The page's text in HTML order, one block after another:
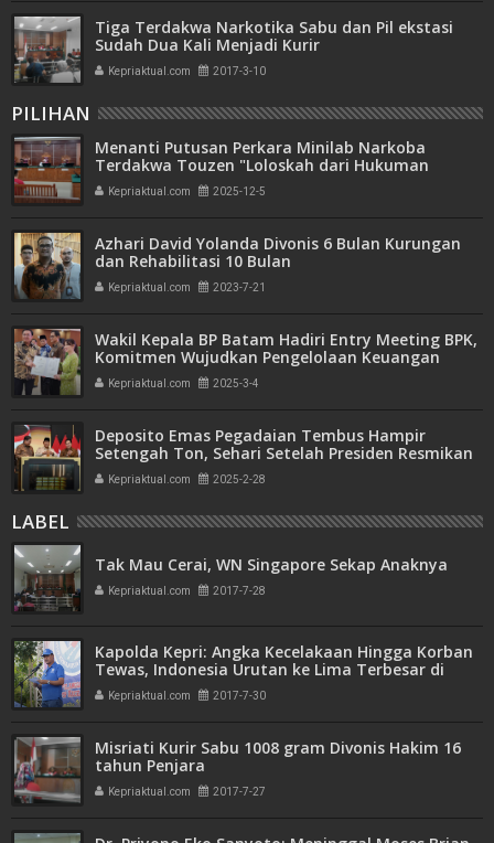
Tiga Terdakwa Narkotika Sabu dan Pil ekstasi
Sudah Dua Kali Menjadi Kurir
Kepriaktual.com 2017-3-10
PILIHAN
Menanti Putusan Perkara Minilab Narkoba
Terdakwa Touzen "Loloskah dari Hukuman
Seumur Hidup atau Mati"
Kepriaktual.com 2025-12-5
Azhari David Yolanda Divonis 6 Bulan Kurungan
dan Rehabilitasi 10 Bulan
Kepriaktual.com 2023-7-21
Wakil Kepala BP Batam Hadiri Entry Meeting BPK,
Komitmen Wujudkan Pengelolaan Keuangan
Transparan dan Akuntabel
Kepriaktual.com 2025-3-4
Deposito Emas Pegadaian Tembus Hampir
Setengah Ton, Sehari Setelah Presiden Resmikan
Bank Emas
Kepriaktual.com 2025-2-28
LABEL
Tak Mau Cerai, WN Singapore Sekap Anaknya
Kepriaktual.com 2017-7-28
Kapolda Kepri: Angka Kecelakaan Hingga Korban
Tewas, Indonesia Urutan ke Lima Terbesar di
Dunia
Kepriaktual.com 2017-7-30
Misriati Kurir Sabu 1008 gram Divonis Hakim 16
tahun Penjara
Kepriaktual.com 2017-7-27